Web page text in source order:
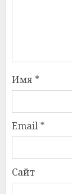
Имя *
Email *
Сайт